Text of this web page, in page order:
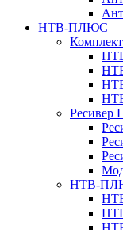
НТВ-ПЛЮС
НТВ-